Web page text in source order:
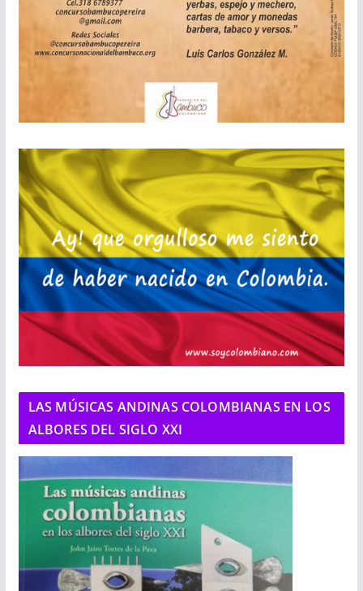
LAS MÚSICAS ANDINAS COLOMBIANAS EN LOS
ALBORES DEL SIGLO XXI